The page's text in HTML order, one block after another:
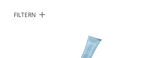
FILTERN